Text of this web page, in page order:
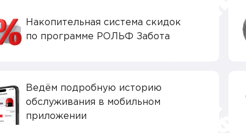
Накопительная система скидок
по программе РОЛЬФ Забота
Ведём подробную историю
обслуживания в мобильном
приложении